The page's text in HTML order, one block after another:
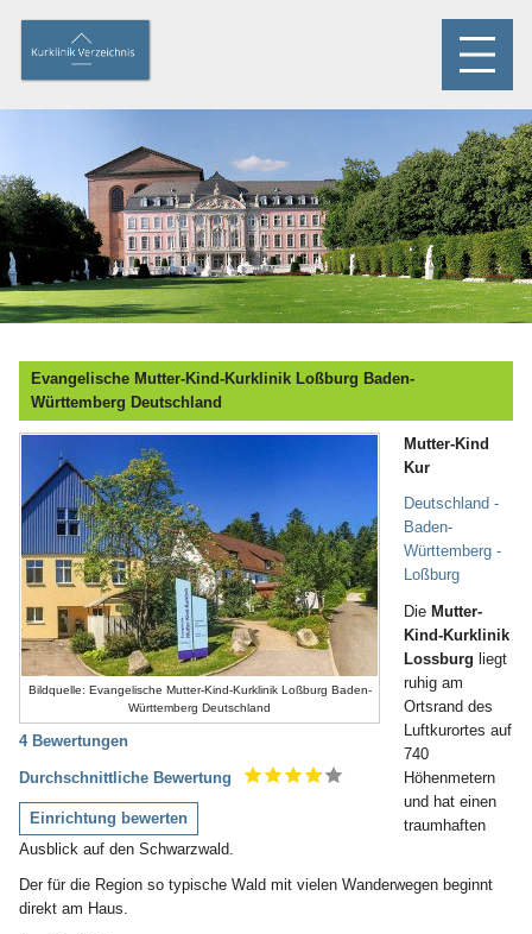
Evangelische Mutter-Kind-Kurklinik Loßburg Baden-
Württemberg Deutschland
Bildquelle: Evangelische Mutter-Kind-Kurklinik Loßburg Baden-
Württemberg Deutschland
4 Bewertungen
Durchschnittliche Bewertung
Einrichtung bewerten
Mutter-Kind
Kur
Deutschland -
Baden-
Württemberg -
Loßburg
Die Mutter-
Kind-Kurklinik
Lossburg liegt
ruhig am
Ortsrand des
Luftkurortes auf
740
Höhenmetern
und hat einen
traumhaften
Ausblick auf den Schwarzwald.
Der für die Region so typische Wald mit vielen Wanderwegen beginnt
direkt am Haus.